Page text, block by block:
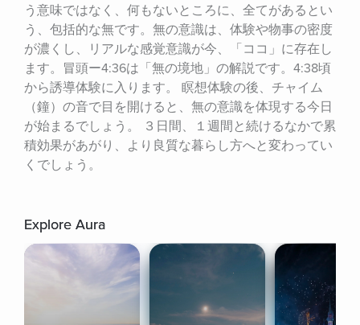
う意味ではなく、何もないところに、全てがあるとい
う、包括的な無です。無の意識は、体験や物事の密度
が濃くし、リアルな感覚意識が今、「ココ」に存在し
ます。冒頭ー4:36は「無の境地」の解説です。4:38頃
から誘導体験に入ります。 瞑想体験の後、チャイム
（鐘）の音で目を開けると、無の意識を体現する今日
が始まるでしょう。 ３日間、１週間と続けるなかで累
積効果があがり、より良質な暮らし方へと変わってい
くでしょう。
Explore Aura